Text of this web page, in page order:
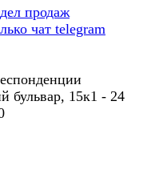
продаж
чат telegram
бульвар, 15к1 - 24